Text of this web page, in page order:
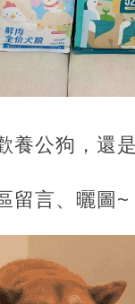
養公狗，還
留言、曬圖~